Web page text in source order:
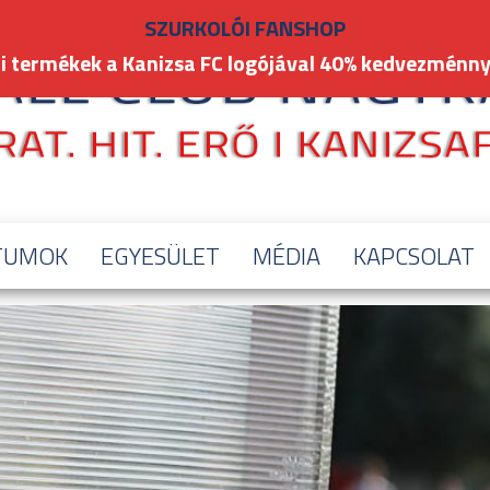
EGYESÜLET MÉDIA KAPCSOLAT
SZURKOLÓI FANSHOP
termékek a Kanizsa FC logójával 40%